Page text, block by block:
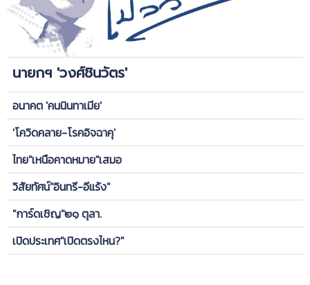
นายกฯ 'วงศ์ชินวัตร'
อนาคต 'คนนินทาเมีย'
'โควิดคลาย-โรคอิจฉาคุ'
ไทย"เหนือคาดหมาย"เสมอ
วิสัยทัศน์"อินทรี-อีแร้ง"
"การ์ดเชิญ"๒๑ ตุลา.
เปิดประเทศ"เปิดตรงไหน?"